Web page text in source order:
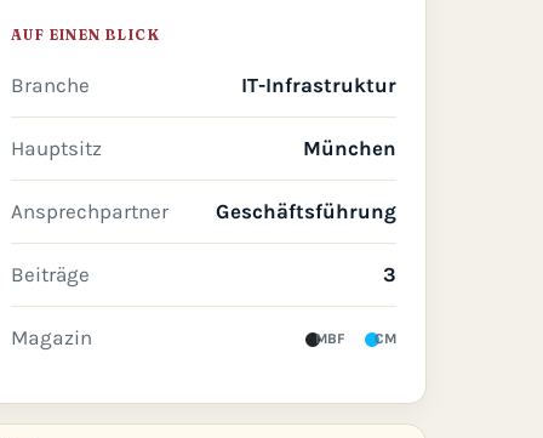
AUF EINEN BLICK
Branche IT-Infrastruktur
Hauptsitz München
Ansprechpartner Geschäftsführung
Beiträge 3
Magazin MBF CM